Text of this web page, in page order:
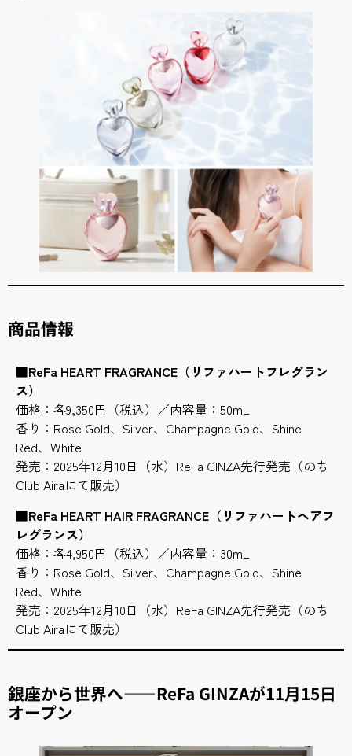
商品情報
■ReFa HEART FRAGRANCE（リファハートフレグラン
ス）
価格：各9,350円（税込）／内容量：50mL
香り：Rose Gold、Silver、Champagne Gold、Shine
Red、White
発売：2025年12月10日（水）ReFa GINZA先行発売（のち
Club Airaにて販売）
■ReFa HEART HAIR FRAGRANCE（リファハートヘアフ
レグランス）
価格：各4,950円（税込）／内容量：30mL
香り：Rose Gold、Silver、Champagne Gold、Shine
Red、White
発売：2025年12月10日（水）ReFa GINZA先行発売（のち
Club Airaにて販売）
銀座から世界へ——ReFa GINZAが11月15日
オープン